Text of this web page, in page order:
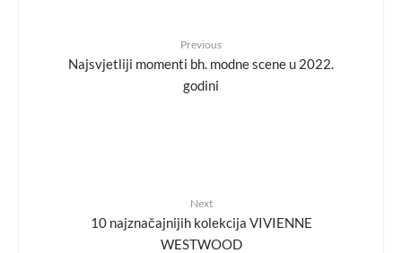
Previous
Najsvjetliji momenti bh. modne scene u 2022.
godini
Next
10 najznačajnijih kolekcija VIVIENNE
WESTWOOD